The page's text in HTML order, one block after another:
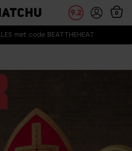
met code BEATTHEHEAT
9.2 0